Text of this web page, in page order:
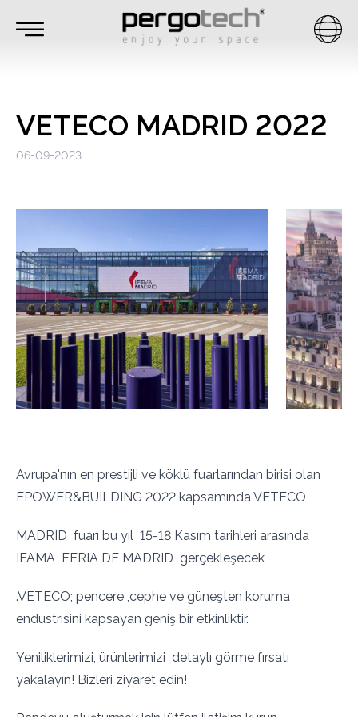
VETECO MADRID 2022
06-09-2023
Avrupa'nın en prestijli ve köklü fuarlarından birisi olan
EPOWER&BUILDING 2022 kapsamında VETECO
MADRID fuarı bu yıl 15-18 Kasım tarihleri arasında
IFAMA FERIA DE MADRID gerçekleşecek
.VETECO; pencere ,cephe ve güneşten koruma
endüstrisini kapsayan geniş bir etkinliktir.
Yeniliklerimizi, ürünlerimizi detaylı görme fırsatı
yakalayın! Bizleri ziyaret edin!